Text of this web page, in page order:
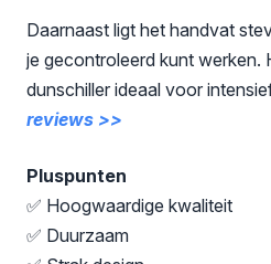
Daarnaast ligt het handvat
je gecontroleerd kunt werken.
dunschiller ideaal voor
reviews >>
Pluspunten
✅ Hoogwaardige kwaliteit
✅ Duurzaam